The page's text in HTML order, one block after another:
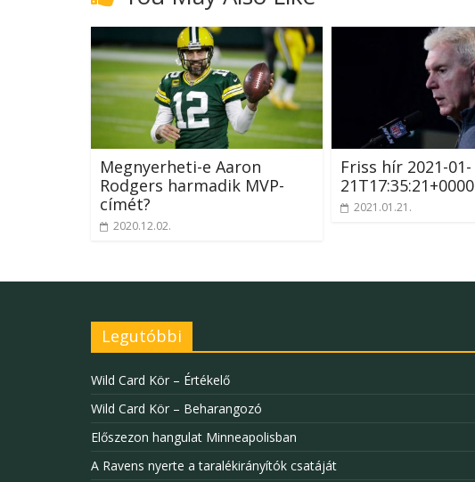
Megnyerheti-e Aaron
Rodgers harmadik MVP-
címét?
2020.12.02.
Friss hír 2021-01-
21T17:35:21+0000
2021.01.21.
Legutóbbi
Wild Card Kör – Értékelő
Wild Card Kör – Beharangozó
Előszezon hangulat Minneapolisban
A Ravens nyerte a taralékirányítók csatáját